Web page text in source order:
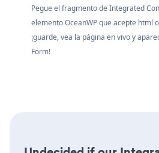
Pegue el fragmento de Integrated
elemento OceanWP que acepte html
¡guarde, vea la página en vivo y
Form!